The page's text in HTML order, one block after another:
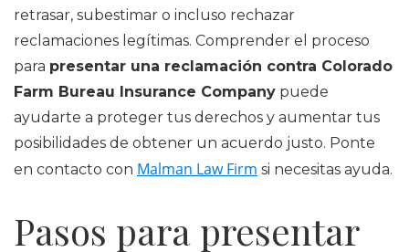
retrasar, subestimar o incluso rechazar
reclamaciones legítimas. Comprender el proceso
para presentar una reclamación contra Colorado
Farm Bureau Insurance Company puede
ayudarte a proteger tus derechos y aumentar tus
posibilidades de obtener un acuerdo justo. Ponte
en contacto con Malman Law Firm si necesitas ayuda.
Pasos para presentar